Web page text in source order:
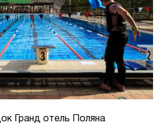
Гранд отель Поляна